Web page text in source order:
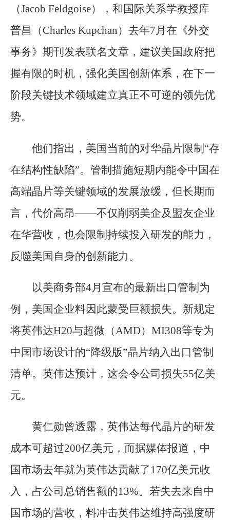
（Jacob Feldgoise），和国际关系学教授库
普昌（Charles Kupchan）去年7月在《外交
事务》期刊发表联名文章，建议美国政府把
握有限的时机，强化美国创新体系，在下一
阶段关键技术领域建立真正不可逆的领先优
势。
他们指出，美国当前的对华晶片限制“存
在结构性缺陷”。管制措施短期内能令中国在
高端晶片等关键领域的发展放缓，但长期而
言，代价高昂——不仅削弱美企及盟友企业
在华营收，也会限制持续投入研发的能力，
反噬美国自身的创新能力。
以美商务部4月宣布的最新出口管制为
例，美国企业料因此蒙受巨额损失。新规定
将英伟达H20与超微（AMD）MI308等专为
中国市场设计的“降级版”晶片纳入出口管制
清单。英伟达预计，这会令公司损失55亿美
元。
黄仁勋曾透露，英伟达每代晶片的研发
成本可超过200亿美元，而据媒体报道，中
国市场去年就为英伟达贡献了170亿美元收
入，占公司总销售额的13%。若失去来自中
国市场的营收，料冲击英伟达维持高强度研